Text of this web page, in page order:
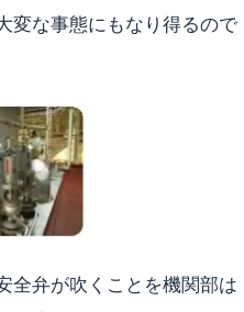
変な事態にもなり得るので
全弁が吹くことを機関部は